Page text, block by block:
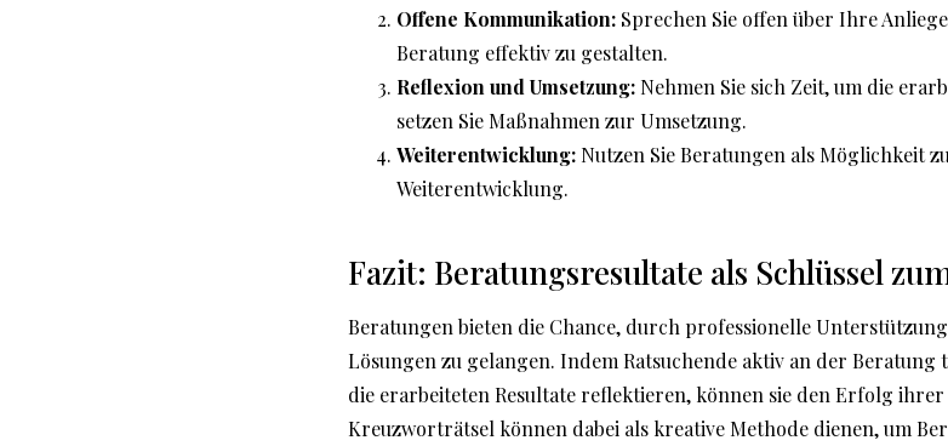
Offene Kommunikation: Sprechen Sie offen über Ihre
Beratung effektiv zu gestalten.
Reflexion und Umsetzung: Nehmen Sie sich Zeit, um die
setzen Sie Maßnahmen zur Umsetzung.
Weiterentwicklung: Nutzen Sie Beratungen als Möglichkeit
Weiterentwicklung.
Fazit: Beratungsresultate als Schlüssel
Beratungen bieten die Chance, durch professionelle
Lösungen zu gelangen. Indem Ratsuchende aktiv an der
die erarbeiteten Resultate reflektieren, können sie den Erfolg
Kreuzworträtsel können dabei als kreative Methode dienen, um